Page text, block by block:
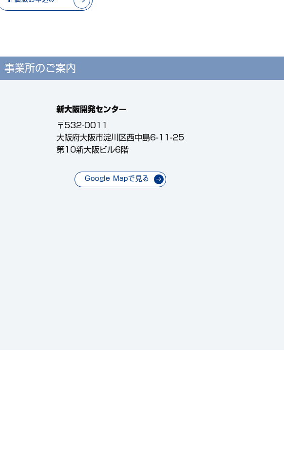
事業所のご案内
新大阪開発センター
〒532-0011
大阪府大阪市淀川区西中島6-11-25
第10新大阪ビル6階
Google Mapで見る